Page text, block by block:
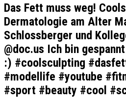
Das Fett muss weg!
Dermatologie am Alter
Schlossberger und
@doc.us Ich bin
:) #coolsculpting
#modellife #youtube
#sport #beauty #cool